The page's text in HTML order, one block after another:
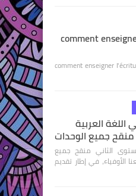
comment
comment enseigner
العربية
جميع الوحدات
الثاني منقح جميع
في إطار تقديم